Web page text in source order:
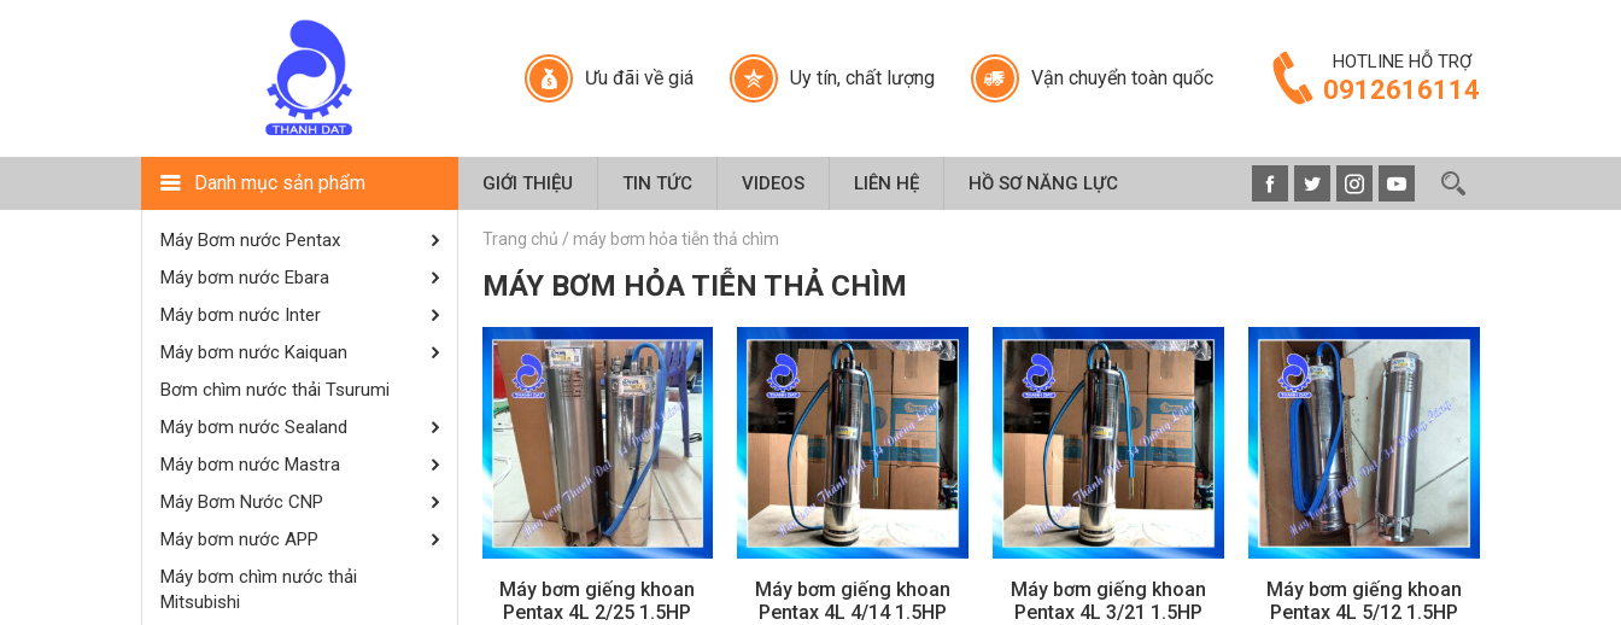
Ưu đãi về giá Uy tín, chất lượng Vận chuyển toàn quốc
HOTLINE HỖ TRỢ
0912616114
Danh mục sản phẩm GIỚI THIỆU TIN TỨC VIDEOS LIÊN HỆ HỒ SƠ NĂNG LỰC
Máy Bơm nước Pentax
Máy bơm nước Ebara
Máy bơm nước Inter
Máy bơm nước Kaiquan
Bơm chìm nước thải Tsurumi
Máy bơm nước Sealand
Máy bơm nước Mastra
Máy Bơm Nước CNP
Máy bơm nước APP
Máy bơm chìm nước thải
Mitsubishi
Trang chủ / máy bơm hỏa tiễn thả chìm
MÁY BƠM HỎA TIỄN THẢ CHÌM
Máy bơm giếng khoan
Pentax 4L 2/25 1.5HP
Máy bơm giếng khoan
Pentax 4L 4/14 1.5HP
Máy bơm giếng khoan
Pentax 4L 3/21 1.5HP
Máy bơm giếng khoan
Pentax 4L 5/12 1.5HP